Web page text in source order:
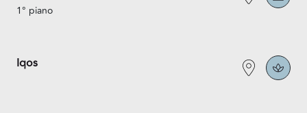
1° piano
Iqos